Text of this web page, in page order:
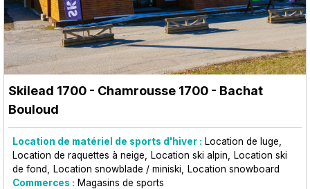
Skilead 1700 - Chamrousse 1700 - Bachat
Bouloud
Location de matériel de sports d'hiver : Location de luge
Location de raquettes à neige
Location ski alpin
Location ski
de fond
Location snowblade / miniski
Location snowboard
Commerces : Magasins de sports